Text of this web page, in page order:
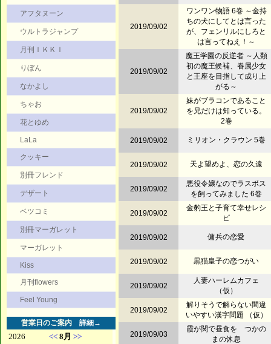
アフタヌーン
ウルトラジャンプ
月刊ＩＫＫＩ
りぼん
なかよし
ちゃお
花とゆめ
LaLa
クッキー
別冊フレンド
デザート
ベツコミ
別冊マーガレット
マーガレット
Kiss
月刊flowers
Feel Young
営業日のご案内 詳細→
2019/09/02
ワンワン物語 6巻 ～金持
ちの犬にしてとは言った
が、フェンリルにしろと
は言ってねえ！～
2019/09/02
魔王学園の反逆者 ～人類
初の魔王候補、眷属少女
と王座を目指して成り上
がる～
2019/09/02
妹がブラコンであること
を兄だけは知っている。
2巻
2019/09/02 ミリオン・クラウン 5巻
2019/09/02 天よ望めよ、恋の久遠
2019/09/02
悪役令嬢なのでラスボス
を飼ってみました 6巻
2019/09/02
金豹王と子育て幸せレシ
ピ
2019/09/02 傭兵の恋愛
2019/09/02 黒猫皇子の恋つがい
2019/09/02
人妻ハーレムカフェ
（仮）
2019/09/02
解りそうで解らない間違
いやすい漢字問題 （仮）
2019/09/03
霞が関で昼食を つかの
まの休息